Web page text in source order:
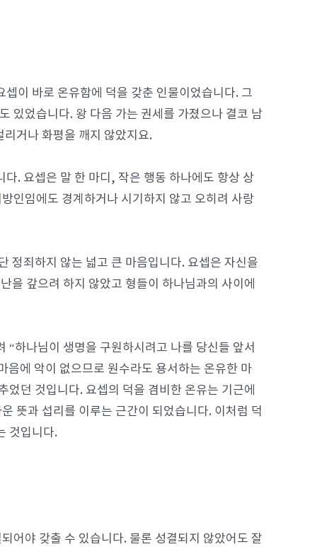
이 바로 온유함에 덕을 갖춘 인물이었습니다. 그
있었습니다. 왕 다음 가는 권세를 가졌으나 결코 남
거나 화평을 깨지 않았지요.
. 요셉은 말 한 마디, 작은 행동 하나에도 항상 상
인임에도 경계하거나 시기하지 않고 오히려 사랑
정죄하지 않는 넓고 큰 마음입니다. 요셉은 자신을
을 갚으려 하지 않았고 형들이 하나님과의 사이에
하나님이 생명을 구원하시려고 나를 당신들 앞서
음에 악이 없으므로 원수라도 용서하는 온유한 마
던 것입니다. 요셉의 덕을 겸비한 온유는 기근에
뜻과 섭리를 이루는 근간이 되었습니다. 이처럼 덕
것입니다.
어야 갖출 수 있습니다. 물론 성결되지 않았어도 잘